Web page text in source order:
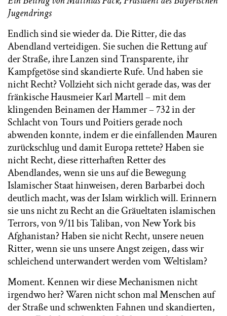
Jugendrings
Endlich sind sie wieder da. Die Ritter, die das
Abendland verteidigen. Sie suchen die Rettung auf
der Straße, ihre Lanzen sind Transparente, ihr
Kampfgetöse sind skandierte Rufe. Und haben sie
nicht Recht? Vollzieht sich nicht gerade das, was der
fränkische Hausmeier Karl Martell – mit dem
klingenden Beinamen der Hammer – 732 in der
Schlacht von Tours und Poitiers gerade noch
abwenden konnte, indem er die einfallenden Mauren
zurückschlug und damit Europa rettete? Haben sie
nicht Recht, diese ritterhaften Retter des
Abendlandes, wenn sie uns auf die Bewegung
Islamischer Staat hinweisen, deren Barbarbei doch
deutlich macht, was der Islam wirklich will. Erinnern
sie uns nicht zu Recht an die Gräueltaten islamischen
Terrors, von 9/11 bis Taliban, von New York bis
Afghanistan? Haben sie nicht Recht, unsere neuen
Ritter, wenn sie uns unsere Angst zeigen, dass wir
schleichend unterwandert werden vom Weltislam?
Moment. Kennen wir diese Mechanismen nicht
irgendwo her? Waren nicht schon mal Menschen auf
der Straße und schwenkten Fahnen und skandierten,